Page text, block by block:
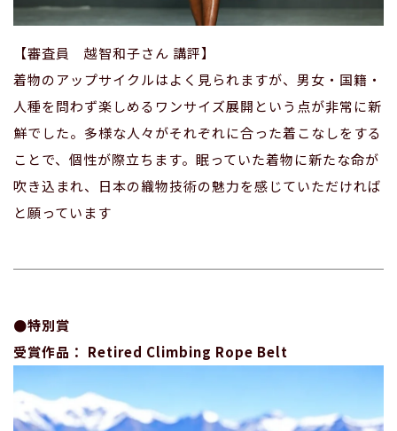
【審査員 越智和子さん 講評】
着物のアップサイクルはよく見られますが、男女・国籍・
人種を問わず楽しめるワンサイズ展開という点が非常に新
鮮でした。多様な人々がそれぞれに合った着こなしをする
ことで、個性が際立ちます。眠っていた着物に新たな命が
吹き込まれ、日本の織物技術の魅力を感じていただければ
と願っています
●特別賞
受賞作品： Retired Climbing Rope Belt